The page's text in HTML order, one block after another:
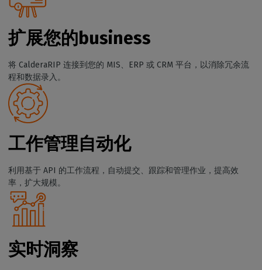
扩展您的business
将 CalderaRIP 连接到您的 MIS、ERP 或 CRM 平台，以消除冗余流
程和数据录入。
工作管理自动化
利用基于 API 的工作流程，自动提交、跟踪和管理作业，提高效
率，扩大规模。
实时洞察